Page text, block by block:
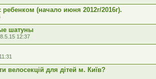
ребенком (начало июня 2012г/2016г).
шатуны
12:37
велосекцій для дітей м. Київ?